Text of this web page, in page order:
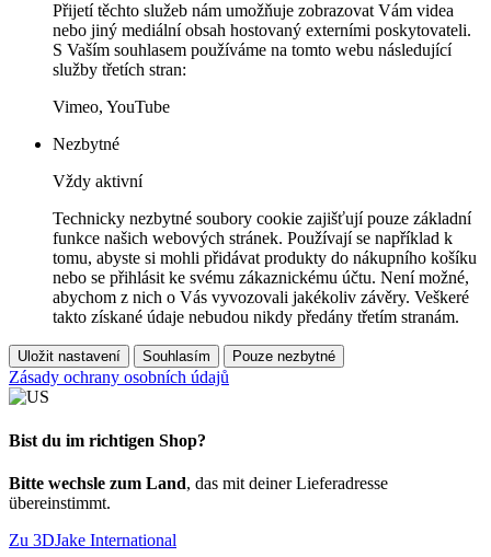
Přijetí těchto služeb nám umožňuje zobrazovat Vám videa
nebo jiný mediální obsah hostovaný externími poskytovateli.
S Vaším souhlasem používáme na tomto webu následující
služby třetích stran:
Vimeo, YouTube
Nezbytné
Vždy aktivní
Technicky nezbytné soubory cookie zajišťují pouze základní
funkce našich webových stránek. Používají se například k
tomu, abyste si mohli přidávat produkty do nákupního košíku
nebo se přihlásit ke svému zákaznickému účtu. Není možné,
abychom z nich o Vás vyvozovali jakékoliv závěry. Veškeré
takto získané údaje nebudou nikdy předány třetím stranám.
Uložit nastavení Souhlasím Pouze nezbytné
Zásady ochrany osobních údajů
Bist du im richtigen Shop?
Bitte wechsle zum Land, das mit deiner Lieferadresse
übereinstimmt.
Zu 3DJake International